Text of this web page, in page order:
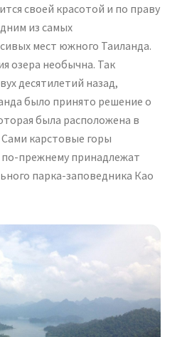
своей красотой и по праву
из самых
мест южного Таиланда.
озера необычна. Так
десятилетий назад,
было принято решение о
была расположена в
карстовые горы
по-прежнему принадлежат
парка-заповедника Као